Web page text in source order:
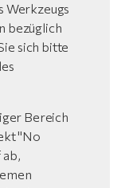
Werkzeugs
bezüglich
sich bitte
Bereich
"No